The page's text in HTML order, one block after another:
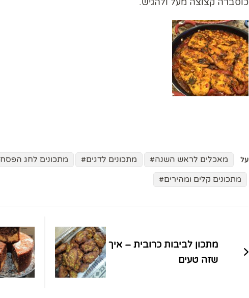
על מאכלים לראש השנה מתכונים לדגים מתכונים לחג הפסח
מתכונים קלים ומהירים
מתכון לביבות כרובית – איך
שזה טעים